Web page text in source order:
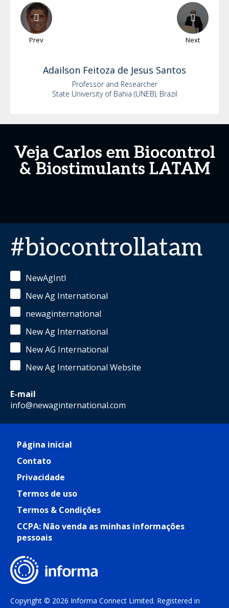
Prev Next
Adailson Feitoza de Jesus Santos
Professor and Researcher
State University of Bahia (UNEB), Brazil
Veja Carlos em Biocontrol
& Biostimulants LATAM
#biocontrollatam
NewAgIntl
New Ag International
newaginternational
New Ag International
New AG International
New Ag International Website
E-mail
info@newaginternational.com
Página inicial
Contato
Privacidade
Termos de uso
Termos & Condições
CCPA: Não venda as minhas informações
pessoais
Copyright © 2026 Informa Connect Limited. Registered in